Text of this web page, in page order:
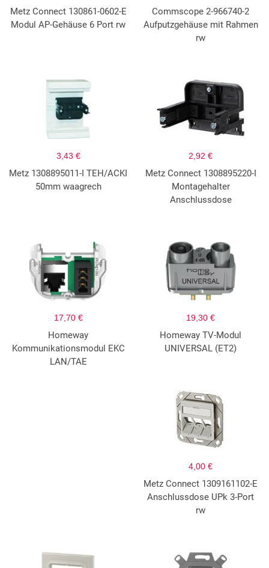
Metz Connect 130861-0602-E
Modul AP-Gehäuse 6 Port rw
Commscope 2-966740-2
Aufputzgehäuse mit Rahmen
rw
3,43 €
Metz 1308895011-I TEH/ACKI
50mm waagrech
2,92 €
Metz Connect 1308895220-I
Montagehalter
Anschlussdose
17,70 €
Homeway
Kommunikationsmodul EKC
LAN/TAE
19,30 €
Homeway TV-Modul
UNIVERSAL (ET2)
4,00 €
Metz Connect 1309161102-E
Anschlussdose UPk 3-Port
rw